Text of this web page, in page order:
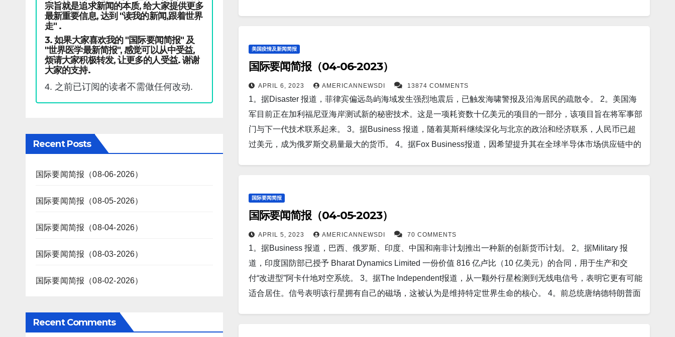
宗旨就是追求新闻的本质, 给大家提供更多
最新重要信息, 达到 "读我的新闻,跟着世界
走" .
3. 如果大家喜欢我的 "国际要闻简报" 及
"世界医学最新简报", 感觉可以从中受益,
烦请大家积极转发, 让更多的人受益. 谢谢
大家的支持.
4. 之前已订阅的读者不需做任何改动.
Recent Posts
国际要闻简报（08-06-2026）
国际要闻简报（08-05-2026）
国际要闻简报（08-04-2026）
国际要闻简报（08-03-2026）
国际要闻简报（08-02-2026）
Recent Comments
年来的最低值。周五上午，莫斯科证券交易所 (MOEX) 卢布兑美元汇率跌至 82 卢布。 13。报道称，美元正在
经历其统治近 80 年来最大的生存威胁之一。为了帮助美元重振价值，包括亚历克斯穆尼、安迪比格斯和保罗戈
萨尔在内的三位美国立法者提出了一项法案，以帮助恢复美元的黄金标准。 14。据The Independent报道，从波
兰派出的第一批MiG-29 战斗机已经抵达乌克兰，这是对基辅的军事支持的一次重大升级。波兰和斯洛伐克成为
第一个宣布向这个饱受战争蹂躏的国家运送 41 架 MiG-29 的西方国家。 15。中国创建了一个新的火车票系统，
可以将来自140 多个国家的众多售票平台整合到一个智能手机应用程序中。据中国铁道科学研究院公司称，该系
国考虑禁止向美国出口稀土磁铁技术。 7。东京，4 月 6 日路透社报道，日本首相岸田文雄周四表示，日本希望
通过对话“和平解决”台湾问题，并重申了日本官员此前的表态。 8。据The US Sun报道俄罗斯总统普京在不远处
的克里姆林宫举行会谈时，俄罗斯国防部发生火灾。视频显示，莫斯科大楼三楼的窗户冒出浓浓的黑烟。 9。中
国乘联会（CPCA）今天公布的数据显示，特斯拉中国2023年3月的批发业绩为88869辆。这一数字比去年同月
售出的 65,814 辆汽车增长了 35.03%。 特斯拉中国 3 月份的业绩也比 2023 年 2 月的 74,402 辆增长
了 19.44%。 10。据路透社报道，根据美国联邦航空管理局 (FAA) 发布的通知，SpaceX 最终可能在 4 月 10 日
开始其巨型星际飞船和超重型助推器的首次轨道测试。 11。4 月 6 日路透社报道，中国外交部长秦刚周四表
14。据Newsweek报道，五角大楼表示，无论费用如何，美国都将继续向乌克兰提供武器。华盛顿特区带头努
力让基辅的军队做好准备，以期进行决定性的春季反攻。 15。据Business 报道，欧洲飞机制造商空中客车公司
周四表示，它将把在中国的产能提高一倍，以扩大其在关键市场的影响力并规避潜在的地缘政治风险。 以下为
华人服务广告区： 衷心感谢大家的支持！ 顾震帝 2023日，4月，7号。
美国疫情及新闻简报
国际要闻简报（04-06-2023）
APRIL 6, 2023 AMERICANNEWSDI 13874 COMMENTS
1。据Disaster 报道，菲律宾偏远岛屿海域发生强烈地震后，已触发海啸警报及沿海居民的疏散令。 2。美国海
军目前正在加利福尼亚海岸测试新的秘密技术。这是一项耗资数十亿美元的项目的一部分，该项目旨在将军事部
门与下一代技术联系起来。 3。据Business 报道，随着莫斯科继续深化与北京的政治和经济联系，人民币已超
过美元，成为俄罗斯交易量最大的货币。 4。据Fox Business报道，因希望提升其在全球半导体市场供应链中的
地区传播。 7。特斯拉的能源产品正迅速成为公司产品组合中越来越重要的一部分。 包括埃隆马斯克在内的一
些人认为，特斯拉的能源产品可能会在未来几年超越其汽车业务。特斯拉现在对其大受欢迎的商业储能系统
Megapack 进行了降价。 8。据Politics 报道，中国和马来西亚正在考虑推进有关亚洲货币基金组织的讨论，远
离美元霸权。这已成为该地区更优先考虑的问题。 9。日本将根据周三宣布的新规定，开始向“志同道合国家”的
军队提供援助。东京正在制定更积极主动的防御战略，以应对日益增长的地区威胁。 10。据《国家评论》报
道，一名中国驻美国外交官已致函国会议员，要求他们取消原定于周三与台湾领导人蔡英文举行的会晤。 11。
据Business报道，福特正在投资一家位于印度尼西亚的镍工厂，以获取生产电动汽车电池所需的更多关键矿物
国际要闻简报
国际要闻简报（04-05-2023）
APRIL 5, 2023 AMERICANNEWSDI 70 COMMENTS
1。据Business 报道，巴西、俄罗斯、印度、中国和南非计划推出一种新的创新货币计划。 2。据Military 报
道，印度国防部已授予 Bharat Dynamics Limited 一份价值 816 亿卢比（10 亿美元）的合同，用于生产和交
付“改进型”阿卡什地对空系统。 3。据The Independent报道，从一颗外行星检测到无线电信号，表明它更有可能
适合居住。信号表明该行星拥有自己的磁场，这被认为是维持特定世界生命的核心。 4。前总统唐纳德特朗普面